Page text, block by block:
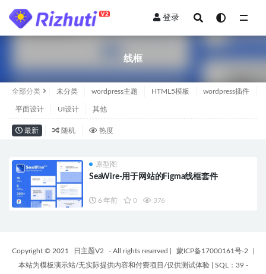
登录
线框
全部分类 未分类 wordpress主题 HTML5模板 wordpress插件
平面设计 UI设计 其他
最新 随机 热度
原型图
SeaWire-用于网站的Figma线框套件
6 年前 0 376
Copyright © 2021 日主题V2 - All rights reserved 蒙ICP备17000161号-2
本站为模板演示站/无实际提供内容和付费项目/仅供测试体验
SQL：39 -